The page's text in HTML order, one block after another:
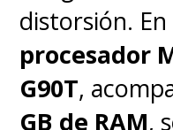
confirmar,
nuevas
funciones.
distorsión.
procesador
G90T,
GB de RAM,